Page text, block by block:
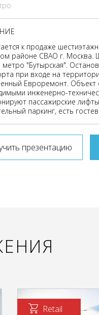
к продаже
районе СВАО г. Москва.
метро "Бутырская".
при входе на
Евроремонт.
инженерно-
пассажирские
паркинг, есть
презентацию
Retail